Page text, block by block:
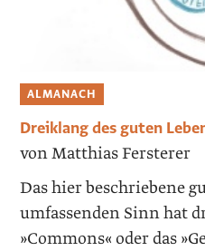
ALMANACH
Dreiklang des guten
von Matthias Fersterer
Das hier beschriebene
umfassenden Sinn hat
»Commons« oder das